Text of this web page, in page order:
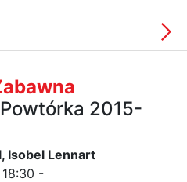
2015-
Isobel Lennart
-